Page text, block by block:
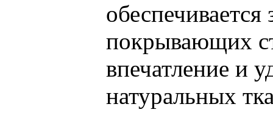
обеспечивается
покрывающих
впечатление и
натуральных